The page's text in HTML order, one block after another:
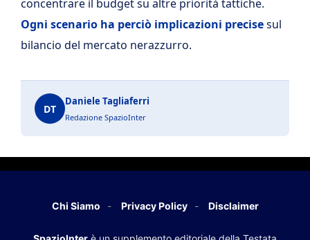
concentrare il budget su altre priorità tattiche.
Ogni scenario ha perciò implicazioni precisesul
bilancio del mercato nerazzurro.
DT
Daniele Tagliaferri
Redazione SpazioInter
Chi Siamo Privacy Policy Disclaimer